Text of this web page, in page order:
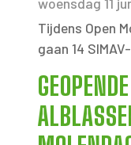
Tijdens Open
gaan 14